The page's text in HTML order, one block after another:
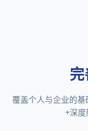
覆盖个人与企业的
+深